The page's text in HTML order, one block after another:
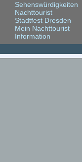
Sehenswürdigkeiten
Nachttourist
Stadtfest Dresden
Mein Nachttourist
Information